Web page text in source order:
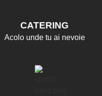
CATERING
Acolo unde tu ai nevoie